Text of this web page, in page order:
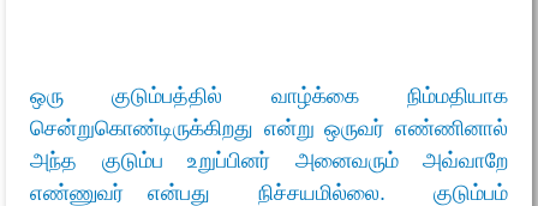
ஒரு குடும்பத்தில் வாழ்க்கை நிம்மதியாக
சென்றுகொண்டிருக்கிறது என்று ஒருவர் எண்ணினால்
அந்த குடும்ப உறுப்பினர் அனைவரும் அவ்வாறே
எண்ணுவர் என்பது நிச்சயமில்லை. குடும்பம்